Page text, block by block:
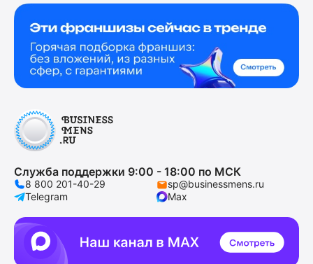
Служба поддержки 9:00 - 18:00 по МСК
8 800 201-40-29
sp@businessmens.ru
Telegram
Max